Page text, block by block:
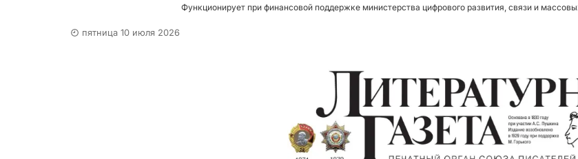
Функционирует при финансовой поддержке министерства цифрового развития, связи и
пятница 10 июля 2026